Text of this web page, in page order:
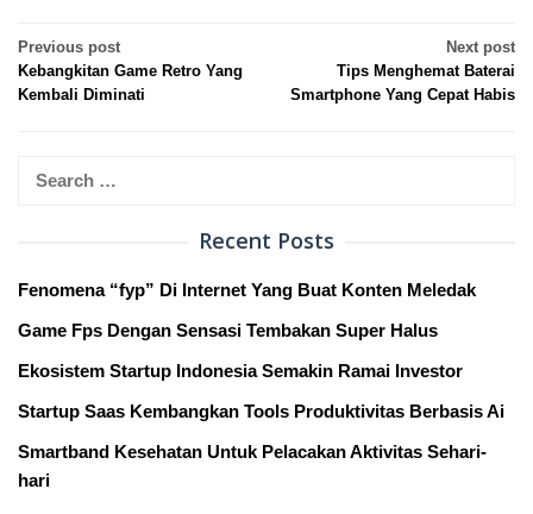
Post
navigation
Previous post
Kebangkitan Game Retro Yang
Kembali Diminati
Next post
Tips Menghemat Baterai
Smartphone Yang Cepat Habis
Recent Posts
Fenomena “fyp” Di Internet Yang Buat Konten Meledak
Game Fps Dengan Sensasi Tembakan Super Halus
Ekosistem Startup Indonesia Semakin Ramai Investor
Startup Saas Kembangkan Tools Produktivitas Berbasis Ai
Smartband Kesehatan Untuk Pelacakan Aktivitas Sehari-
hari